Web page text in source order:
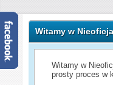
Witamy w
Witamy w
prosty proces w